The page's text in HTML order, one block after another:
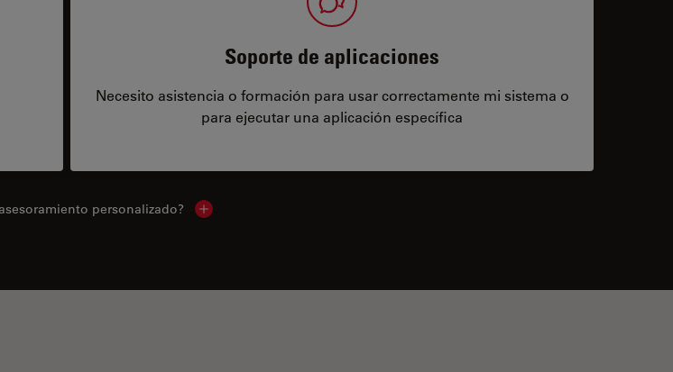
Soporte de aplicaciones
Necesito asistencia o formación para usar correctamente mi sistema o
para ejecutar una aplicación específica
personalizado? Show local contacts